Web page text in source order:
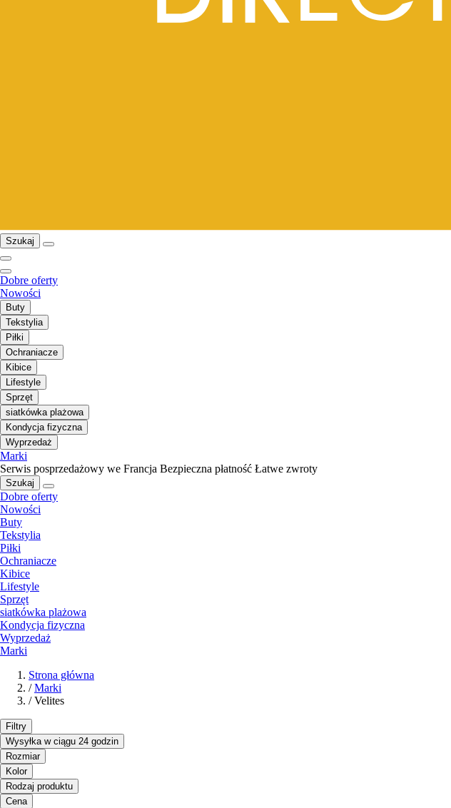
Szukaj
Dobre oferty
Nowości
Buty
Tekstylia
Piłki
Ochraniacze
Kibice
Lifestyle
Sprzęt
siatkówka plażowa
Kondycja fizyczna
Wyprzedaż
Marki
Serwis posprzedażowy we Francja Bezpieczna płatność Łatwe zwroty
Szukaj
Dobre oferty
Nowości
Buty
Tekstylia
Piłki
Ochraniacze
Kibice
Lifestyle
Sprzęt
siatkówka plażowa
Kondycja fizyczna
Wyprzedaż
Marki
Strona główna
/ Marki
/ Velites
Filtry
Wysyłka w ciągu 24 godzin
Rozmiar
Kolor
Rodzaj produktu
Cena